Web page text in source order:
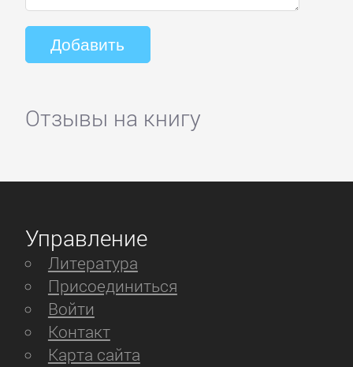
Отзывы на книгу
Управление
Литература
Присоединиться
Войти
Контакт
Карта сайта